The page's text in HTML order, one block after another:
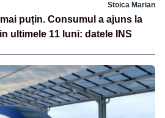
Stoica Marian
puțin. Consumul a ajuns la
ultimele 11 luni: datele INS